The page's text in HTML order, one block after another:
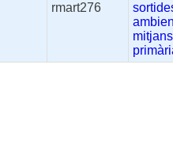
rmart276